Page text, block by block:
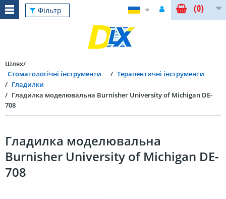
Фільтр (0)
Шлях
Стоматологічні інструменти
Терапевтичні інструменти
Гладилки
Гладилка моделювальна Burnisher University of Michigan DE-
708
Гладилка моделювальна
Burnisher University of Michigan DE-
708